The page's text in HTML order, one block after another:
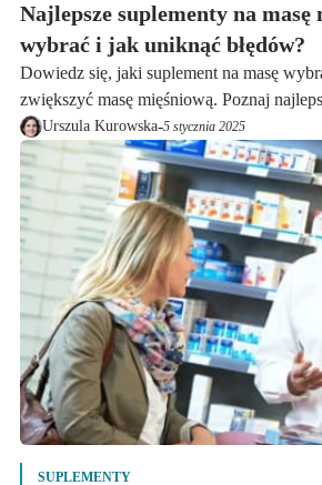
Najlepsze suplementy na masę
wybrać i jak uniknąć błędów?
Dowiedz się, jaki suplement na masę
zwiększyć masę mięśniową. Poznaj
i gainery oraz uniknij błędów w
Urszula Kurowska-5 stycznia 2025
SUPLEMENTY